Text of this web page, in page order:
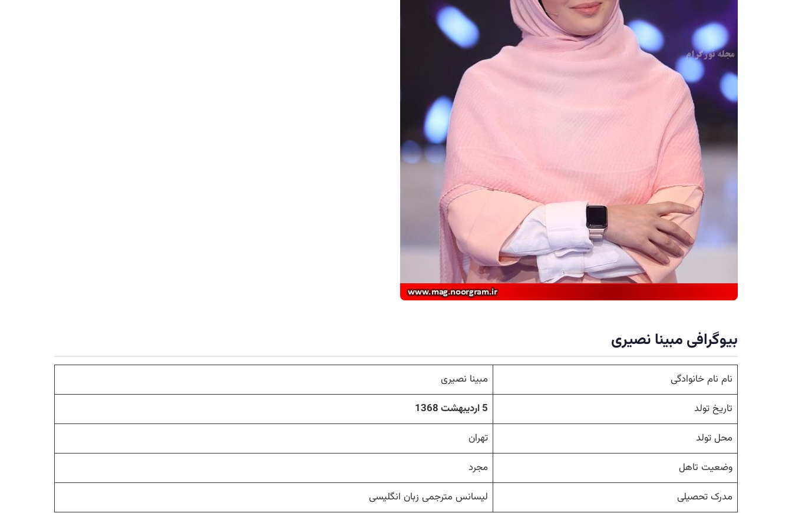
بیوگرافی مبینا نصیری
نام نام خانوادگی
مبینا نصیری
تاریخ تولد
5 اردیبهشت 1368
محل تولد
تهران
وضعیت تاهل
مجرد
مدرک تحصیلی
لیسانس مترجمی زبان انگلیسی